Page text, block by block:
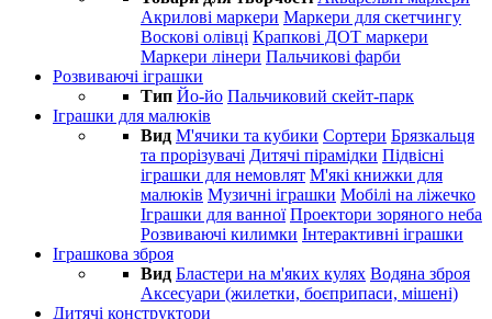
Акрилові маркери Маркери для скетчингу
Воскові олівці Крапкові ДОТ маркери
Маркери лінери Пальчикові фарби
Розвиваючі іграшки
Тип Йо-йо Пальчиковий скейт-парк
Іграшки для малюків
Вид М'ячики та кубики Сортери Брязкальця
та прорізувачі Дитячі пірамідки Підвісні
іграшки для немовлят М'які книжки для
малюків Музичні іграшки Мобілі на ліжечко
Іграшки для ванної Проектори зоряного неба
Розвиваючі килимки Інтерактивні іграшки
Іграшкова зброя
Вид Бластери на м'яких кулях Водяна зброя
Аксесуари (жилетки, боєприпаси, мішені)
Дитячі конструктори